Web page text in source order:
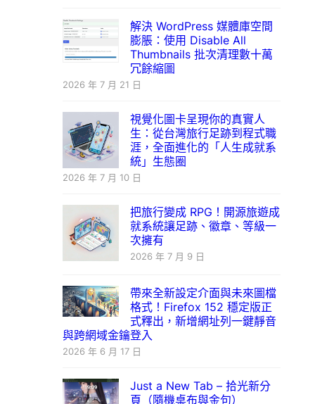
解決 WordPress 媒體庫空間
膨脹：使用 Disable All
Thumbnails 批次清理數十萬
冗餘縮圖
2026 年 7 月 21 日
視覺化圖卡呈現你的真實人
生：從台灣旅行足跡到程式職
涯，全面進化的「人生成就系
統」生態圈
2026 年 7 月 10 日
把旅行變成 RPG！開源旅遊成
就系統讓足跡、徽章、等級一
次擁有
2026 年 7 月 9 日
帶來全新設定介面與未來圖檔
格式！Firefox 152 穩定版正
式釋出，新增網址列一鍵靜音
與跨網域金鑰登入
2026 年 6 月 17 日
Just a New Tab – 拾光新分
頁（隨機桌布與金句）